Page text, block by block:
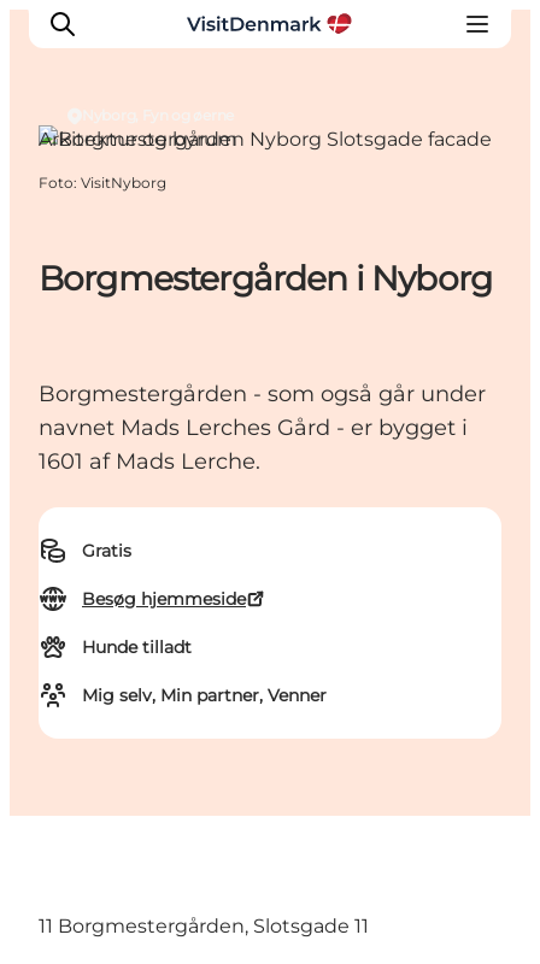
Oplevelser
Overnatning
Borgmestergården i Nyborg
Borgmestergården - som også går under
navnet Mads Lerches Gård - er bygget i
1601 af Mads Lerche.
Gratis
Besøg hjemmeside
Hunde tilladt
Mig selv, Min partner, Venner
Arkitektur og byrum
Foto: VisitNyborg
11 Borgmestergården, Slotsgade 11